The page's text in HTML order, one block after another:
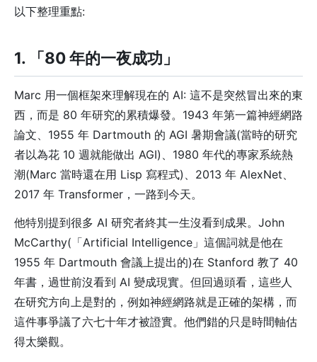
以下整理重點:
1. 「80 年的一夜成功」
Marc 用一個框架來理解現在的 AI: 這不是突然冒出來的東
西，而是 80 年研究的累積爆發。1943 年第一篇神經網路
論文、1955 年 Dartmouth 的 AGI 暑期會議(當時的研究
者以為花 10 週就能做出 AGI)、1980 年代的專家系統熱
潮(Marc 當時還在用 Lisp 寫程式)、2013 年 AlexNet、
2017 年 Transformer，一路到今天。
他特別提到很多 AI 研究者終其一生沒看到成果。John
McCarthy(「Artificial Intelligence」這個詞就是他在
1955 年 Dartmouth 會議上提出的)在 Stanford 教了 40
年書，過世前沒看到 AI 變成現實。但回過頭看，這些人
在研究方向上是對的，例如神經網路就是正確的架構，而
這件事爭議了六七十年才被證實。他們錯的只是時間軸估
得太樂觀。